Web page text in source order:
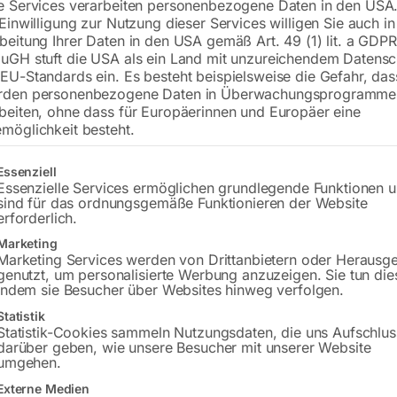
Versandkosten Standard (Österreich):€
Bitte beachten Sie: Die Versandkosten
In den
Sie haben
Gerne
Anfrageformular
Services verarbeiten personenbezogene Daten in den
zur Nutzung dieser Services willigen Sie auch
Ihrer Daten in den USA gemäß Art. 49 (1) lit. a
stuft die USA als ein Land mit unzureichendem
Standards ein. Es besteht beispielsweise die Gefahr,
personenbezogene Daten in
ohne dass für Europäerinnen und Europäer eine
besteht.
eine Liste der Service-Gruppen, für die eine Einwilligung erteilt
Services ermöglichen grundlegende Funktionen
für das ordnungsgemäße Funktionieren der Website
Services werden von Drittanbietern oder
um personalisierte Werbung anzuzeigen. Sie tun
sie Besucher über Websites hinweg verfolgen.
Cookies sammeln Nutzungsdaten, die uns
geben, wie unsere Besucher mit unserer Website
Medien